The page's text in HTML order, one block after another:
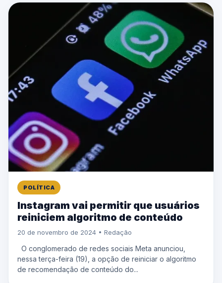
POLÍTICA
Instagram vai permitir que usuários
reiniciem algoritmo de conteúdo
20 de novembro de 2024 • Redação
O conglomerado de redes sociais Meta anunciou,
nessa terça-feira (19), a opção de reiniciar o algoritmo
de recomendação de conteúdo do...